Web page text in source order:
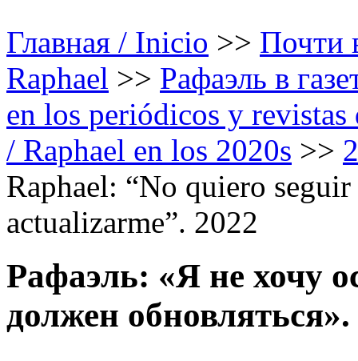
Главная / Inicio >> Почти
Raphael >> Рафаэль в
en los periódicos y
/ Raphael en los 2020s >>
Raphael: “No quiero
actualizarme”. 2022
Рафаэль: «Я не хочу
должен обновляться».